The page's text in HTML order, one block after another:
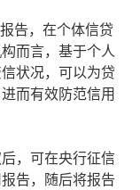
告，在个体信贷
而言，基于个人
状况，可以为贷
而有效防范信用
，可在央行征信
告，随后将报告